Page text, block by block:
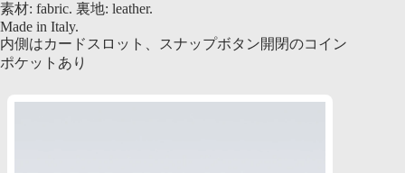
素材: fabric. 裏地: leather.
Made in Italy.
内側はカードスロット、スナップボタン開閉のコイン
ポケットあり